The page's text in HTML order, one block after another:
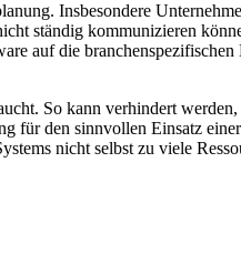
Insbesondere
ständig kommunizieren
auf die branchenspezifischen
So kann verhindert
für den sinnvollen Einsatz
nicht selbst zu viele